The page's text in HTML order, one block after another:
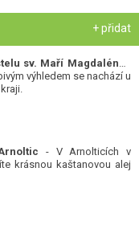
+ přidat
výhledem se nachází u
- V Arnolticích v
krásnou kaštanovou alej